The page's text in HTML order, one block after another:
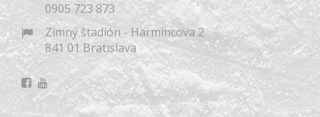
0905 723 873
Zimný štadión - Harmincova 2
841 01 Bratislava